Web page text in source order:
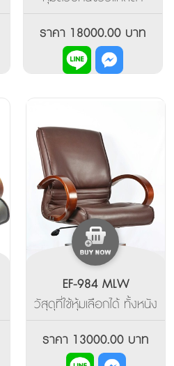
โดยเพิ่มด้านบนด้วยใย
สังเคราะห์ซึ่งมีลักษณะนุ่ม ที่
ท้าวแขนเป็นโครงอลูมิเนีย
ราคา 18000.00 บาท
EF-984 MLW
วัสุดุที่ใช้หุ้มเลือกได้ ทั้งหนัง
ราคา 13000.00 บาท